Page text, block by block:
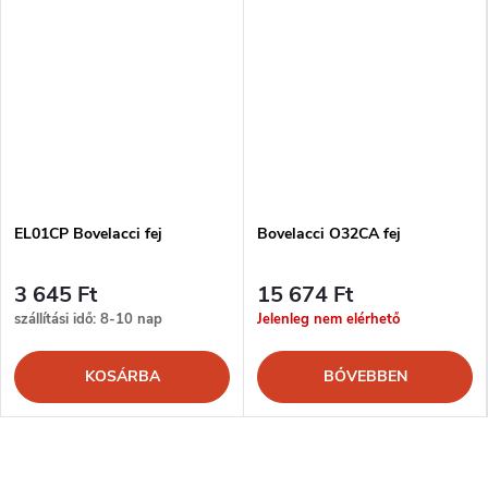
EL01CP Bovelacci fej
3 645 Ft
szállítási idő: 8-10 nap
KOSÁRBA
Bovelacci O32CA fej
15 674 Ft
Jelenleg nem elérhető
BŐVEBBEN